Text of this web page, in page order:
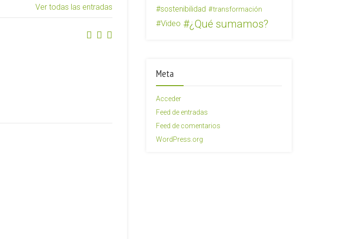
Ver todas las entradas sostenibilidad transformación
Video ¿Qué sumamos?
Meta
Acceder
Feed de entradas
Feed de comentarios
WordPress.org